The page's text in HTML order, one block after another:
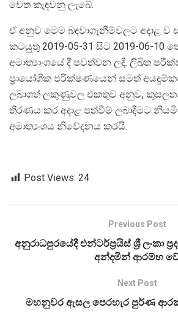
වෙත කැඳවනු ලැබේ.
ඒ අනුව මෙම බඳවාගැනීම්වලට අදාළ
කටයුතු 2019-05-31 සිට 2019-06-10
අමාත්‍යාංශයේ දී පවත්වන ලදී. ලිඛිත
ප්‍රායෝගික පරීක්ෂණයෙන් සමත්
ලබාගත් ලකුණුවල එකතුව අනුව,
තීරණය කර අදාළ පත්වීම් ලබාදීමට
අමාත්‍යංශය නිවේදනය කරයි.
Post Views: 24
Previous Post
අනුරාධපුරයේදී එන්ටර්ප්‍රයිස් ශ්‍රී ලංකා
අන්දමින් ආරම්භ
Next Post
මහනුවර ඇසල පෙරහැර පුර්ණ